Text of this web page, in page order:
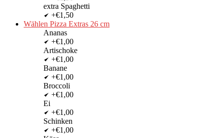
extra Spaghetti
+€1,50
Wählen Pizza Extras 26 cm
Ananas
+€1,00
Artischoke
+€1,00
Banane
+€1,00
Broccoli
+€1,00
Ei
+€1,00
Schinken
+€1,00